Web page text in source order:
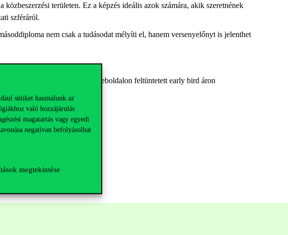
sütiket használunk az
való hozzájárulás
magatartás vagy egyedi
negatívan befolyásolhat
megtekintése
területen. Ez a képzés ideális azok számára, akik szeretnének
szféráról.
nem csak a tudásodat mélyíti el, hanem versenyelőnyt is jelenthet
és 2024. június 30-ig a weboldalon feltüntetett early bird áron
még ma!